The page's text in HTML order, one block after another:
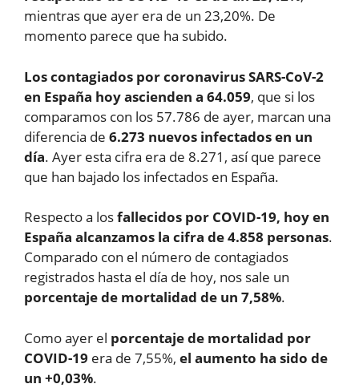
mientras que ayer era de un 23,20%. De
momento parece que ha subido.
Los contagiados por coronavirus SARS-CoV-2
en España hoy ascienden a 64.059, que si los
comparamos con los 57.786 de ayer, marcan una
diferencia de 6.273 nuevos infectados en un
día. Ayer esta cifra era de 8.271, así que parece
que han bajado los infectados en España.
Respecto a losfallecidos por COVID-19, hoy en
España alcanzamos la cifra de 4.858 personas.
Comparado con el número de contagiados
registrados hasta el día de hoy, nos sale un
porcentaje de mortalidad de un 7,58%.
Como ayer el porcentaje de mortalidad por
COVID-19 era de 7,55%, el aumento ha sido de
un +0,03%.